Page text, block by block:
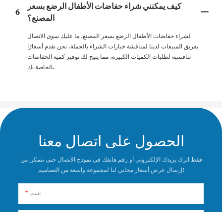
6
كيف يمكنني شراء حفاضات الأطفال الرضع بسعر
المصنع؟
لشراء حفاضات الأطفال الرضع بسعر المصنع، ما عليك سوى الاتصال
بفريق المبيعات لدينا لمناقشة خيارات الشراء بالجملة. نحن نقدم أسعارًا
تنافسية لطلبات الكميات الكبيرة، مما يتيح لك توفير كمية الحفاضات
الخاصة بك.
الحصول على اتصال معنا
فقط اترك بريدك الإلكتروني أو رقم هاتفك في نموذج الاتصال حتى نتمكن من
إرسال عرض أسعار مجاني لنا لمجموعة واسعة من التصاميم!
اسم